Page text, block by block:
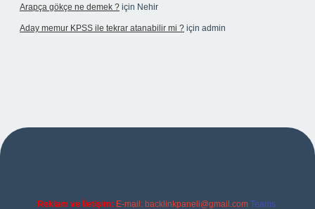
Arapça gökçe ne demek ? için Nehir
Aday memur KPSS ile tekrar atanabilir mi ? için admin
Reklam ve İletişim: E-mail: backlinkpaneli@gmail.com Teams: